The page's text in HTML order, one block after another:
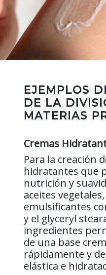
EJEMPLOS
DE LA
MATERIAS
Cremas
Para la creación
hidratantes que
nutrición y
aceites
emulsificantes
y el glyceryl
ingredientes
de una base
rápidamente y
elástica e